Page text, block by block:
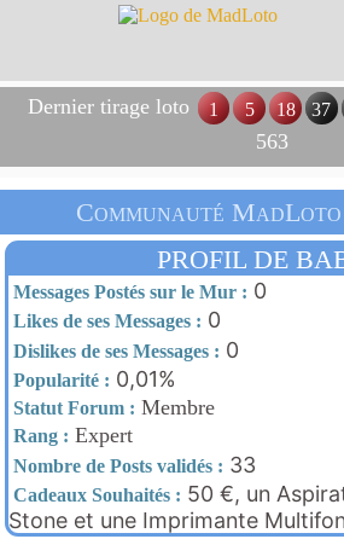
Dernier tirage loto 1 5 18 37
563
PROFIL DE
Messages Postés sur le Mur : 0
Likes de ses Messages : 0
Dislikes de ses Messages : 0
Popularité : 0,01%
Statut Forum : Membre
Rang : Expert
Nombre de Posts validés : 33
Cadeaux Souhaités : 50 €, un
Stone et une Imprimante